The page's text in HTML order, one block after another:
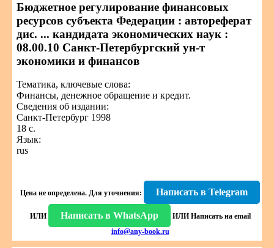
Бюджетное регулирование финансовых
ресурсов субъекта Федерации : автореферат
дис. ... кандидата экономических наук :
08.00.10 Санкт-Петербургский ун-т
экономики и финансов
Тематика, ключевые слова:
Финансы, денежное обращение и кредит.
Сведения об издании:
Санкт-Петербург 1998
18 с.
Язык:
rus
Цена не определена. Для уточнения: Написать в Telegram
ИЛИ Написать в WhatsApp ИЛИ Написать на email
info@any-book.ru